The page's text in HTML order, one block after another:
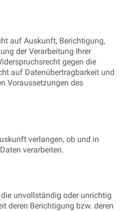
auf Auskunft, Berichtigung,
der Verarbeitung Ihrer
gegen die
auf Datenübertragbarkeit und
Voraussetzungen des
verlangen, ob und in
verarbeiten.
unvollständig oder unrichtig
deren Berichtigung bzw. deren